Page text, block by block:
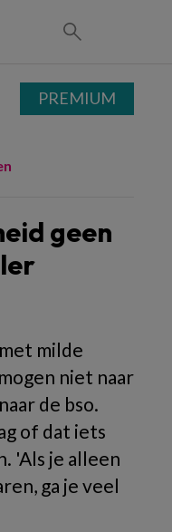
geen
milde
niet naar
de bso.
of dat iets
'Als je alleen
ga je veel
PREMIUM